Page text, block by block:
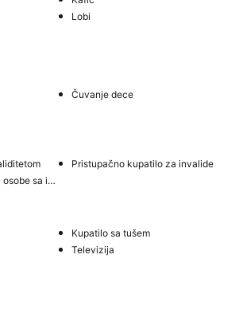
Lobi
Čuvanje dece
Pristupačno kupatilo za invalide
Parking sa prilazom za osobe sa invaliditetom
Kupatilo sa tušem
Televizija